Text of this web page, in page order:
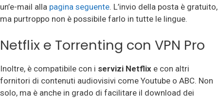
un’e-mail alla pagina seguente. L’invio della posta è gratuito,
ma purtroppo non è possibile farlo in tutte le lingue.
Netflix e Torrenting con VPN Pro
Inoltre, è compatibile con i servizi Netflix e con altri
fornitori di contenuti audiovisivi come Youtube o ABC. Non
solo, ma è anche in grado di facilitare il download dei